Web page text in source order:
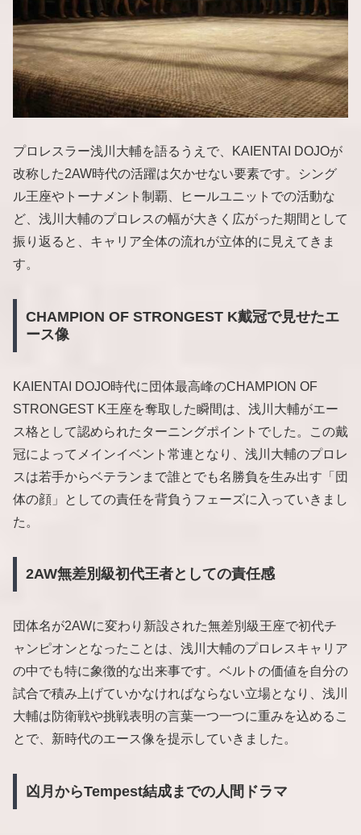
プロレスラー浅川大輔を語るうえで、KAIENTAI DOJOが
改称した2AW時代の活躍は欠かせない要素です。シング
ル王座やトーナメント制覇、ヒールユニットでの活動な
ど、浅川大輔のプロレスの幅が大きく広がった期間として
振り返ると、キャリア全体の流れが立体的に見えてきま
す。
CHAMPION OF STRONGEST K戴冠で見せたエ
ース像
KAIENTAI DOJO時代に団体最高峰のCHAMPION OF
STRONGEST K王座を奪取した瞬間は、浅川大輔がエー
ス格として認められたターニングポイントでした。この戴
冠によってメインイベント常連となり、浅川大輔のプロレ
スは若手からベテランまで誰とでも名勝負を生み出す「団
体の顔」としての責任を背負うフェーズに入っていきまし
た。
2AW無差別級初代王者としての責任感
団体名が2AWに変わり新設された無差別級王座で初代チ
ャンピオンとなったことは、浅川大輔のプロレスキャリア
の中でも特に象徴的な出来事です。ベルトの価値を自分の
試合で積み上げていかなければならない立場となり、浅川
大輔は防衛戦や挑戦表明の言葉一つ一つに重みを込めるこ
とで、新時代のエース像を提示していきました。
凶月からTempest結成までの人間ドラマ